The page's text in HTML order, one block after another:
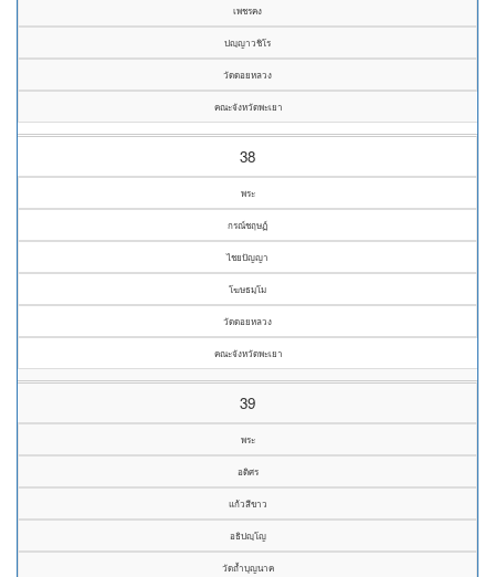
เพชรคง
ปญฺญาวชิโร
วัดดอยหลวง
คณะจังหวัดพะเยา
38
พระ
กรณ์ชฤษฏ์
ไชยปัญญา
โฆษธมฺโม
วัดดอยหลวง
คณะจังหวัดพะเยา
39
พระ
อดิศร
แก้วสีขาว
อธิปญฺโญ
วัดถ้ำบุญนาค